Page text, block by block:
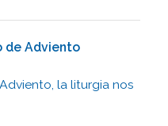
de Adviento
la liturgia nos